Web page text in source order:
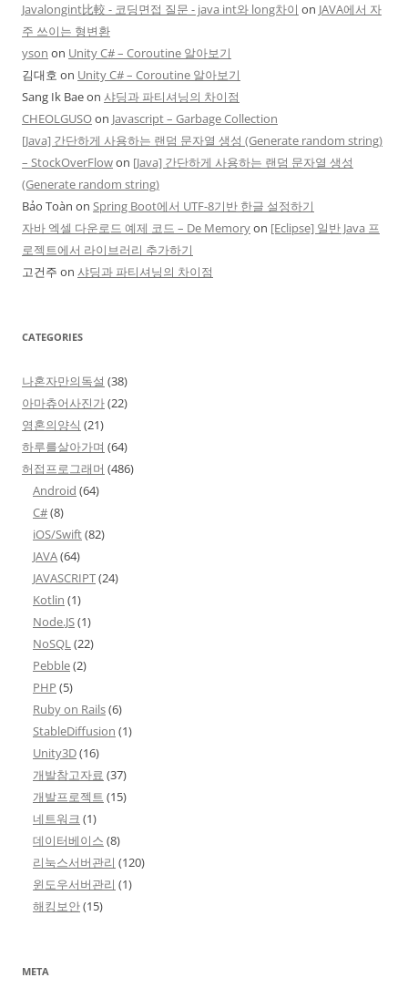
Javalongint比較 - 코딩면접 질문 - java int와 long차이 on JAVA에서 자
주 쓰이는 형변환
yson on Unity C# – Coroutine 알아보기
김대호 on Unity C# – Coroutine 알아보기
Sang Ik Baeon 샤딩과 파티셔닝의 차이점
CHEOLGUSOon Javascript – Garbage Collection
[Java] 간단하게 사용하는 랜덤 문자열 생성 (Generate random string)
– StockOverFlowon [Java] 간단하게 사용하는 랜덤 문자열 생성
(Generate random string)
Bảo Toàn on Spring Boot에서 UTF-8기반 한글 설정하기
자바 엑셀 다운로드 예제 코드 – De Memoryon [Eclipse] 일반 Java 프
로젝트에서 라이브러리 추가하기
고건주 on 샤딩과 파티셔닝의 차이점
CATEGORIES
나혼자만의독설 (38)
아마츄어사진가(22)
영혼의양식 (21)
하루를살아가며 (64)
허접프로그래머 (486)
Android (64)
C#(8)
iOS/Swift(82)
JAVA(64)
JAVASCRIPT(24)
Kotlin (1)
Node.JS(1)
NoSQL(22)
Pebble(2)
PHP (5)
Ruby on Rails(6)
StableDiffusion (1)
Unity3D(16)
개발참고자료 (37)
개발프로젝트 (15)
네트워크 (1)
데이터베이스 (8)
리눅스서버관리 (120)
윈도우서버관리 (1)
해킹보안(15)
META